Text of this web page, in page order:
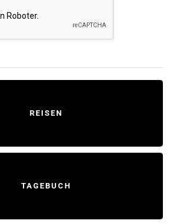
REISEN
TAGEBUCH